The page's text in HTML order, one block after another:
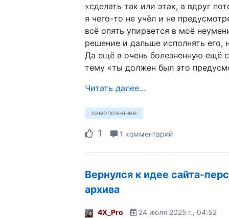
«сделать так или этак, а вдруг
я чего-то не учёл и не
всё опять упирается в моё
решение и дальше исполнять его,
Да ещё в очень болезненную ещё
тему «ты должен был это
Читать далее…
самопознание
1 1 комментарий
Вернулся к идее сайта-
архива
4X_Pro 24 июля 2025 г., 04:52